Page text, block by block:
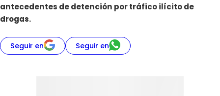
antecedentes de detención por tráfico ilícito de
drogas.
Seguir en Seguir en